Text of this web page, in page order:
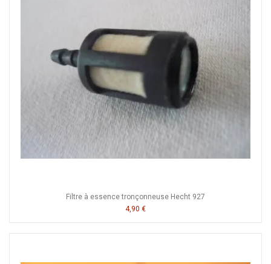
Filtre à essence tronçonneuse Hecht 927
4,90 €